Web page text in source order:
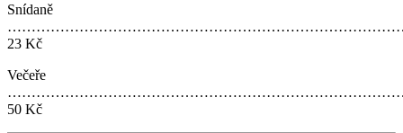
Snídaně
………………………………………………………………………
23 Kč
Večeře
………………………………………………………………………
50 Kč